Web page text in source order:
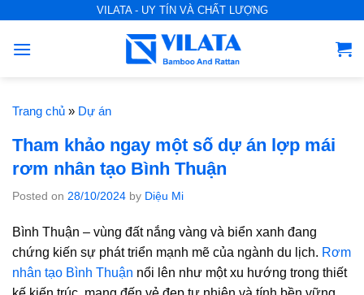
VILATA - UY TÍN VÀ CHẤT LƯỢNG
Trang chủ » Dự án
Tham khảo ngay một số dự án lợp mái
rơm nhân tạo Bình Thuận
Posted on 28/10/2024 by Diệu Mi
Bình Thuận – vùng đất nắng vàng và biển xanh đang
chứng kiến sự phát triển mạnh mẽ của ngành du lịch. Rơm
nhân tạo Bình Thuận nổi lên như một xu hướng trong thiết